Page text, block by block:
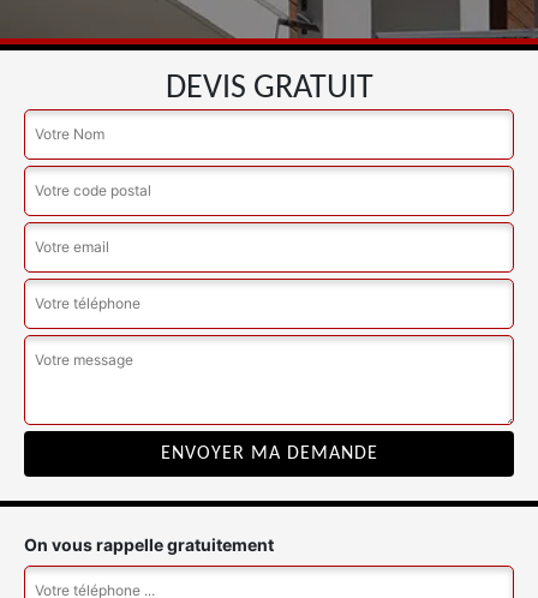
DEVIS GRATUIT
On vous rappelle gratuitement